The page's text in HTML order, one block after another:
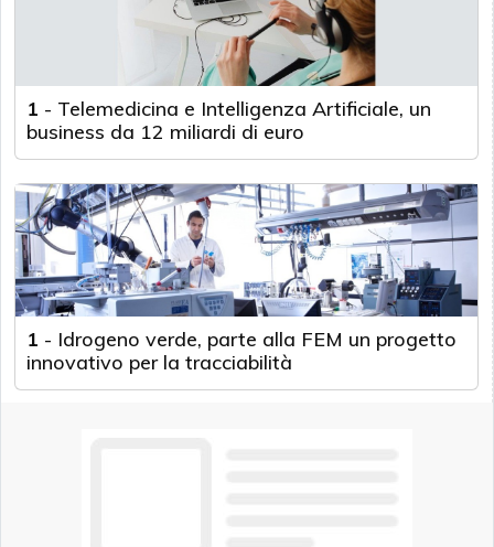
1 - Telemedicina e Intelligenza Artificiale, un
business da 12 miliardi di euro
1 - Idrogeno verde, parte alla FEM un progetto
innovativo per la tracciabilità